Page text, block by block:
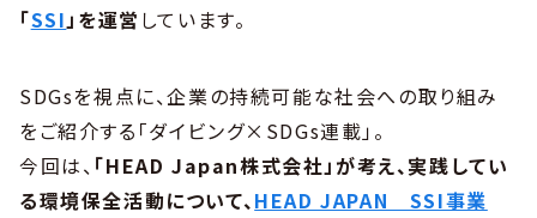
「SSI 」を運営 しています。
SDGsを視点に、企業の持続可能な社会への取り組み
をご紹介する「ダイビング×SDGs連載」。
今回は、 「HEAD Japan株式会社」が考え、実践してい
る環境保全活動について、 HEAD JAPAN SSI事業